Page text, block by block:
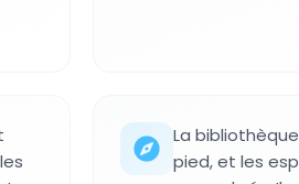
La
pied, et les